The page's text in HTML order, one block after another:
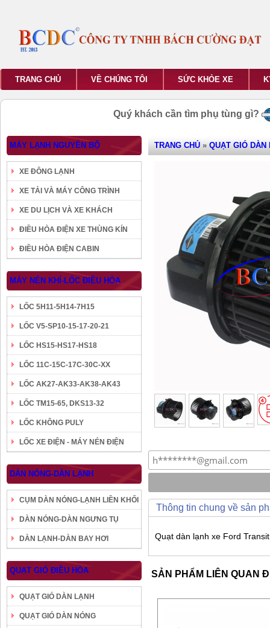
TRANG CHỦ VỀ CHÚNG TÔI SỨC KHỎE XE
Quý khách cần tìm phụ tùng gì?
MÁY LẠNH NGUYÊN BỘ
XE ĐÔNG LẠNH
XE TẢI VÀ MÁY CÔNG TRÌNH
XE DU LỊCH VÀ XE KHÁCH
ĐIỀU HÒA ĐIỆN XE THÙNG KÍN
ĐIỀU HÒA ĐIỆN CABIN
MÁY NÉN KHÍ-LỐC ĐIỀU HÒA
LỐC 5H11-5H14-7H15
LỐC V5-SP10-15-17-20-21
LỐC HS15-HS17-HS18
LỐC 11C-15C-17C-30C-XX
LỐC AK27-AK33-AK38-AK43
LỐC TM15-65, DKS13-32
LỐC KHÔNG PULY
LỐC XE ĐIỆN - MÁY NÉN ĐIỆN
DÀN NÓNG-DÀN LẠNH
CỤM DÀN NÓNG-LẠNH LIỀN KHỐI
DÀN NÓNG-DÀN NGƯNG TỤ
DÀN LẠNH-DÀN BAY HƠI
QUẠT GIÓ ĐIỀU HÒA
QUẠT GIÓ DÀN LẠNH
QUẠT GIÓ DÀN NÓNG
TRANG CHỦ » QUẠT GIÓ DÀN
Thông tin chung về sản
Quạt dàn lạnh xe Ford
SẢN PHẨM LIÊN QUAN